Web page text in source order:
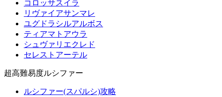
コロッサスイラ
リヴァイアサンマレ
ユグドラシルアルボス
ティアマトアウラ
シュヴァリエクレド
セレストアーテル
超高難易度ルシファー
ルシファー(スパルシ)攻略